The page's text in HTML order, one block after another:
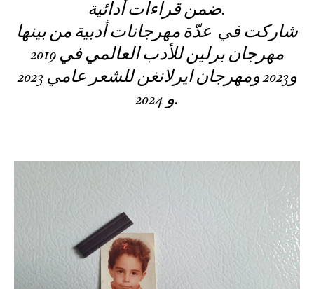
ضمن قراءات أدائية.
شاركت في عدّة مهرجانات أدبية من بينها
مهرجان برلين للأدب العالمي في 2019
و2023 ومهرجان ايرلانغن للشعر عامي 2023
و 2024.